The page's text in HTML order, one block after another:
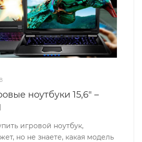
ноутбуки 15,6" –
игровой ноутбук,
но не знаете, какая модель